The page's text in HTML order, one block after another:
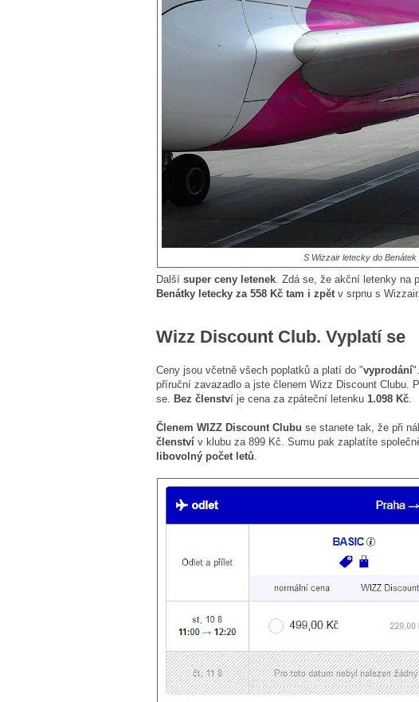
S Wizzair letecky do
Další super ceny letenek. Zdá se, že akční letenky na
Benátky letecky za 558 Kč tam i zpětv srpnu s Wizzair.
Wizz Discount Club. Vyplatí se
Ceny jsou včetně všech poplatků a platí do "vyprodání
příruční zavazadlo a jste členem Wizz Discount Clubu.
se. Bez členství je cena za zpáteční letenku 1.098 Kč.
Členem WIZZ Discount Clubu se stanete tak, že při
členstvív klubu za 899 Kč. Sumu pak zaplatíte
libovolný počet letů.